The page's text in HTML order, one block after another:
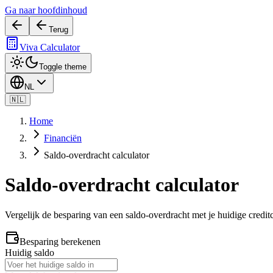
Ga naar hoofdinhoud
Terug
Viva Calculator
Toggle theme
NL
🇳🇱
Home
Financiën
Saldo-overdracht calculator
Saldo-overdracht calculator
Vergelijk de besparing van een saldo-overdracht met je huidige
Besparing berekenen
Huidig saldo